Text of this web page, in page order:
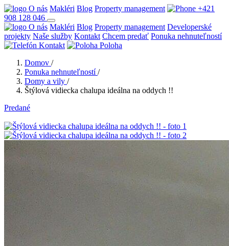
O nás Makléri Blog Property management
+421
908 128 046
O nás Makléri Blog Property management Developerské
projekty Naše služby Kontakt Chcem predať Ponuka nehnuteľností
Kontakt
Poloha
Domov /
Ponuka nehnuteľností /
Domy a vily /
Štýlová vidiecka chalupa ideálna na oddych !!
Predané